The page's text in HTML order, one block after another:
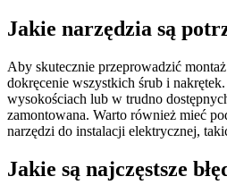
Jakie narzędzia są
Aby skutecznie przeprowadzić
dokręcenie wszystkich śrub i
wysokościach lub w trudno
zamontowana. Warto również mieć
narzędzi do instalacji elektrycznej,
Jakie są najczęstsze